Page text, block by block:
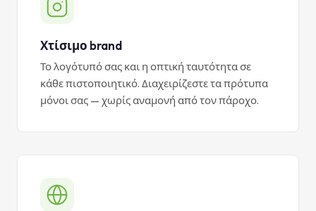
Χτίσιμο brand
Το λογότυπό σας και η οπτική ταυτότητα σε
κάθε πιστοποιητικό. Διαχειρίζεστε τα πρότυπα
μόνοι σας — χωρίς αναμονή από τον πάροχο.